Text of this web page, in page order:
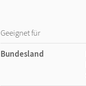
Geeignet für
Bundesland